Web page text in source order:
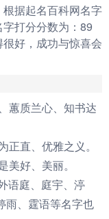
据起名百科网名字
打分分数为：89
好，成功与惊喜会
90分为很好的名
的名字）
蕙质兰心、知书达
正直、优雅之义。
美好、美丽。
语庭、庭宇、渟
雨、霆语等名字也